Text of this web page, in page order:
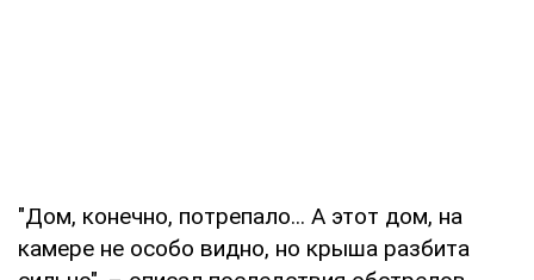
"Дом, конечно, потрепало... А этот дом, на
камере не особо видно, но крыша разбита